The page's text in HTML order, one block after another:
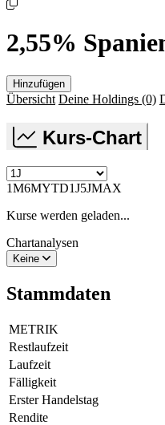
2,55%
Hinzufügen
Übersicht Deine Holdings (0)
Kurs-Chart
1M6MYTD1J5JMAX
Kurse werden geladen...
Chartanalysen
Keine
Stammdaten
METRIK
Restlaufzeit
Laufzeit
Fälligkeit
Erster Handelstag
Rendite